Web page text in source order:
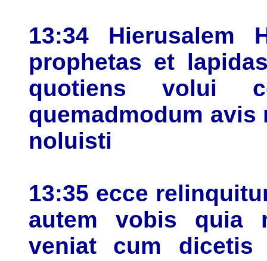
13:34 Hierusalem
prophetas et
quotiens volui
quemadmodum
noluisti
13:35 ecce
autem vobis quia
veniat cum